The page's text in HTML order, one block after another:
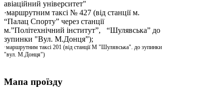
авіаційний університет"
·маршрутним таксі № 427 (від станції м.
“Палац Спорту” через станції
м.”Політехнічний інститут”, “Шулявська” до
зупинки "Вул. М.Донця”);
·маршрутним таксі 201 (від станції М "Шулявська". до зупинки
"вул. М.Донця")
Мапа проїзду